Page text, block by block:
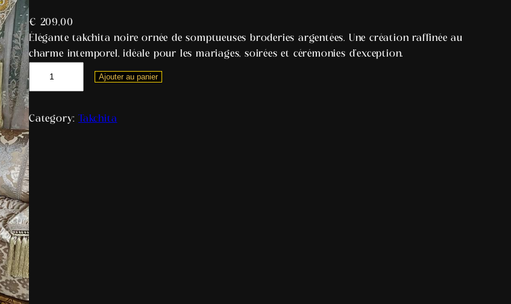
€ 209,00
Élégante takchita noire ornée de somptueuses broderies argentées. Une création raffinée au
charme intemporel, idéale pour les mariages, soirées et cérémonies d’exception.
Ajouter au panier
Category: Takchita